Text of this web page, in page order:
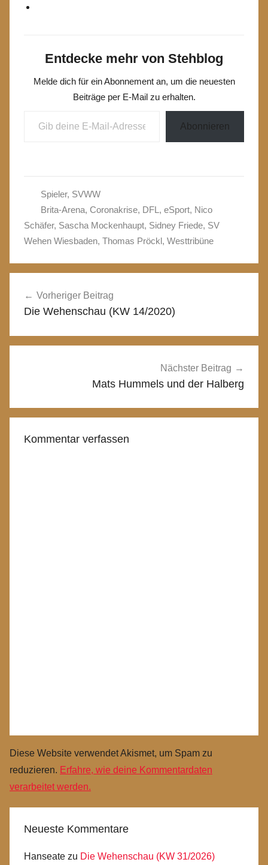
Entdecke mehr von Stehblog
Melde dich für ein Abonnement an, um die neuesten
Beiträge per E-Mail zu erhalten.
Abonnieren
Spieler, SVWW
Brita-Arena, Coronakrise, DFL , eSport, Nico
Schäfer, Sascha Mockenhaupt, Sidney Friede, SV
Wehen Wiesbaden, Thomas Pröckl, Westtribüne
Vorheriger Beitrag
Die Wehenschau (KW 14/2020)
Nächster Beitrag
Mats Hummels und der Halberg
Kommentar verfassen
Diese Website verwendet Akismet, um Spam zu
reduzieren. Erfahre, wie deine Kommentardaten
verarbeitet werden.
Neueste Kommentare
Hanseate zu Die Wehenschau (KW 31/2026)